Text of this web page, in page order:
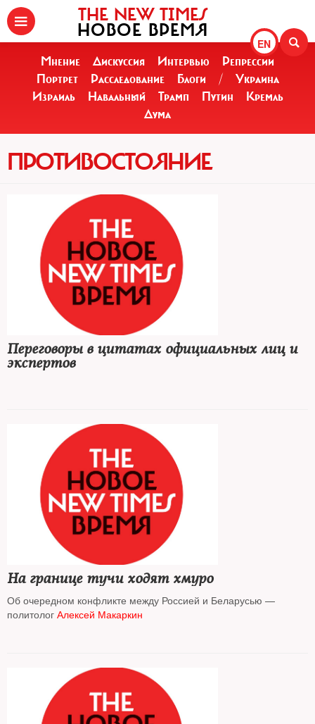
EN
THE NEW TIMES
НОВОЕ ВРЕМЯ
Мнение Дискуссия Интервью
Репрессии
Портрет
Расследование Блоги /
Украина
Израиль
Навальный Трамп Путин
Кремль
Дума
ПРОТИВОСТОЯНИЕ
Переговоры в цитатах официальных лиц и
экспертов
На границе тучи ходят хмуро
Об очередном конфликте между Россией и Беларусью —
политолог Алексей Макаркин